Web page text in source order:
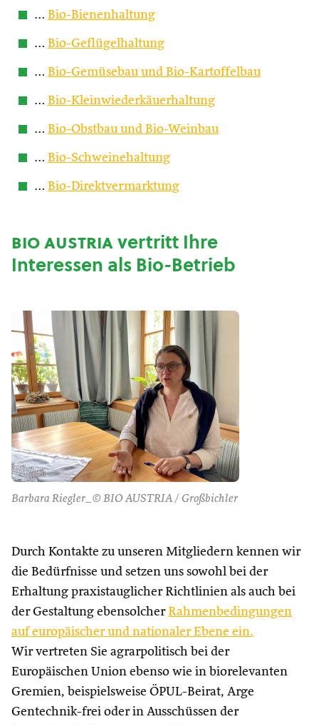
… Bio-Bienenhaltung
… Bio-Geflügelhaltung
… Bio-Gemüsebau und Bio-Kartoffelbau
… Bio-Kleinwiederkäuerhaltung
… Bio-Obstbau und Bio-Weinbau
… Bio-Schweinehaltung
… Bio-Direktvermarktung
bio austriavertritt Ihre
Interessen als Bio-Betrieb
Barbara Riegler_© BIO AUSTRIA / Großbichler
Durch Kontakte zu unseren Mitgliedern kennen wir
die Bedürfnisse und setzen uns sowohl bei der
Erhaltung praxistauglicher Richtlinien als auch bei
der Gestaltung ebensolcher Rahmenbedingungen
auf europäischer und nationaler Ebene ein.
Wir vertreten Sie agrarpolitisch bei der
Europäischen Union ebenso wie in biorelevanten
Gremien, beispielsweise ÖPUL-Beirat, Arge
Gentechnik-frei oder in Ausschüssen der